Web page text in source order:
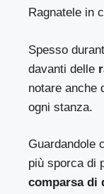
Ragnatele in
Spesso
davanti delle
notare anche
ogni stanza.
Guardandole
più sporca di
comparsa di